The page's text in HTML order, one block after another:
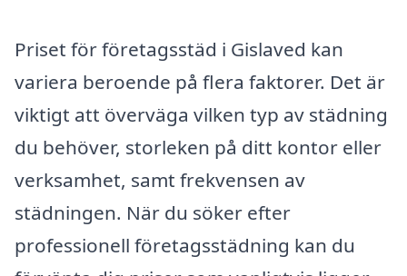
Priset för företagsstäd i Gislaved kan
variera beroende på flera faktorer. Det är
viktigt att överväga vilken typ av städning
du behöver, storleken på ditt kontor eller
verksamhet, samt frekvensen av
städningen. När du söker efter
professionell företagsstädning kan du